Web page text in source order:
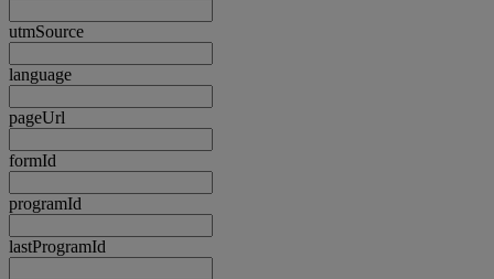
utmSource
language
pageUrl
formId
programId
lastProgramId